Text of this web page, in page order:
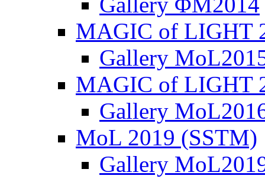
MAGIC of LIGHT
Gallery
MAGIC of LIGHT
Gallery
MoL 2019 (SSTM)
Gallery